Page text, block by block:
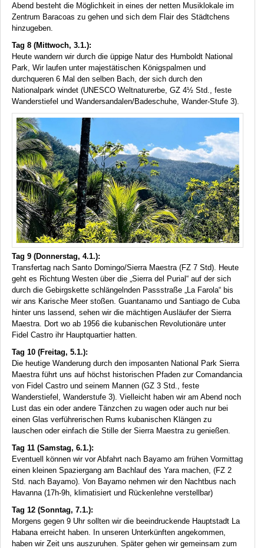
Abend besteht die Möglichkeit in eines der netten Musiklokale im
Zentrum Baracoas zu gehen und sich dem Flair des Städtchens
hinzugeben.
Tag 8 (Mittwoch, 3.1.):
Heute wandern wir durch die üppige Natur des Humboldt National
Park, Wir laufen unter majestätischen Königspalmen und
durchqueren 6 Mal den selben Bach, der sich durch den
Nationalpark windet (UNESCO Weltnaturerbe, GZ 4½ Std., feste
Wanderstiefel und Wandersandalen/Badeschuhe, Wander-Stufe 3).
Tag 9 (Donnerstag, 4.1.):
Transfertag nach Santo Domingo/Sierra Maestra (FZ 7 Std). Heute
geht es Richtung Westen über die „Sierra del Purial“ auf der sich
durch die Gebirgskette schlängelnden Passstraße „La Farola“ bis
wir ans Karische Meer stoßen. Guantanamo und Santiago de Cuba
hinter uns lassend, sehen wir die mächtigen Ausläufer der Sierra
Maestra. Dort wo ab 1956 die kubanischen Revolutionäre unter
Fidel Castro ihr Hauptquartier hatten.
Tag 10 (Freitag, 5.1.):
Die heutige Wanderung durch den imposanten National Park Sierra
Maestra führt uns auf höchst historischen Pfaden zur Comandancia
von Fidel Castro und seinem Mannen (GZ 3 Std., feste
Wanderstiefel, Wanderstufe 3). Vielleicht haben wir am Abend noch
Lust das ein oder andere Tänzchen zu wagen oder auch nur bei
einen Glas verführerischen Rums kubanischen Klängen zu
lauschen oder einfach die Stille der Sierra Maestra zu genießen.
Tag 11 (Samstag, 6.1.):
Eventuell können wir vor Abfahrt nach Bayamo am frühen Vormittag
einen kleinen Spaziergang am Bachlauf des Yara machen, (FZ 2
Std. nach Bayamo). Von Bayamo nehmen wir den Nachtbus nach
Havanna (17h-9h, klimatisiert und Rückenlehne verstellbar)
Tag 12 (Sonntag, 7.1.):
Morgens gegen 9 Uhr sollten wir die beeindruckende Hauptstadt La
Habana erreicht haben. In unseren Unterkünften angekommen,
haben wir Zeit uns auszuruhen. Später gehen wir gemeinsam zum